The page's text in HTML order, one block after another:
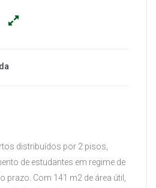
distribuídos por 2 pisos,
de estudantes em regime de
prazo. Com 141 m2 de área útil,